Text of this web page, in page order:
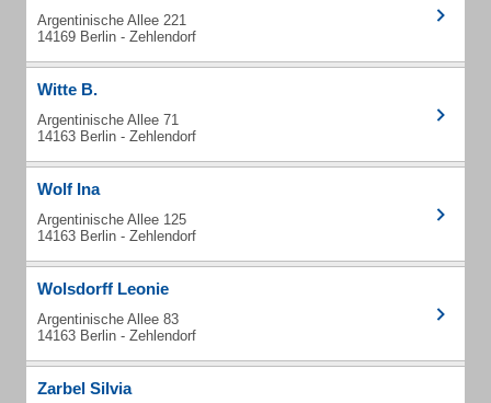
Argentinische Allee 221
14169 Berlin - Zehlendorf
Witte B.
Argentinische Allee 71
14163 Berlin - Zehlendorf
Wolf Ina
Argentinische Allee 125
14163 Berlin - Zehlendorf
Wolsdorff Leonie
Argentinische Allee 83
14163 Berlin - Zehlendorf
Zarbel Silvia